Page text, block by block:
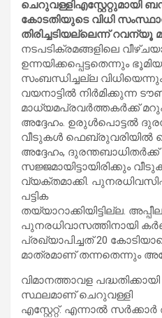
ചെറുവള്ളിഎസ്റ്റേറ്റുമായി
കോടതിയുടെ വിധി
തിരിച്ചടിയല്ലെന്ന് റവന്യൂ
നടപടിക്രമങ്ങളിലെ
ഉന്നയിക്കപ്പെട്ടതെന്നും
സംബന്ധിച്ചല്ല
വയനാട്ടിൽ നിർമിക്കുന്ന
മാധ്യമപ്രവർത്തകർക്ക്
അദ്ദേഹം. ഉരുൾപൊട്ടൽ
വീടുകൾ ഫെബ്രുവരിയിൽ
അദ്ദേഹം,
സജ്ജമായിട്ടായിരിക്കും
വ്യക്തമാക്കി.
പട്ടിക
തയ്യാറാക്കിയിട്ടില്ല.
പുനരധിവാസത്തിനായി
പ്രഖ്യാപിച്ചത് 20
മാത്രമാണ് തന്നതെന്നും
വിമാനത്താവള
സ്ഥലമാണ് ചെറുവള്ളി
എസ്റ്റേറ്റ്. എന്നാൽ സർക്കാർ